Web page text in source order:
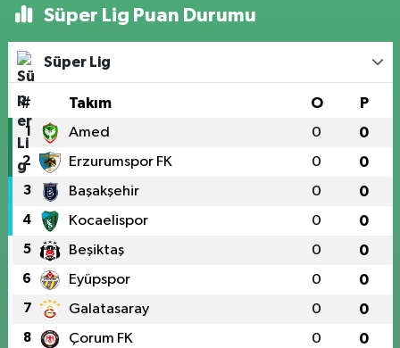
Süper Lig Puan Durumu
Süper Lig
# Takım O P
1 Amed 0 0
2 Erzurumspor FK 0 0
3 Başakşehir 0 0
4 Kocaelispor 0 0
5 Beşiktaş 0 0
6 Eyüpspor 0 0
7 Galatasaray 0 0
8 Çorum FK 0 0